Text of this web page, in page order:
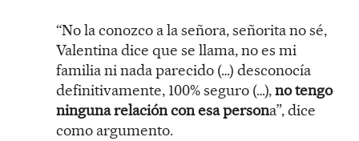
“No la conozco a la señora, señorita no sé,
Valentina dice que se llama, no es mi
familia ni nada parecido (…) desconocía
definitivamente, 100% seguro (…),no tengo
ninguna relación con esa persona”, dice
como argumento.